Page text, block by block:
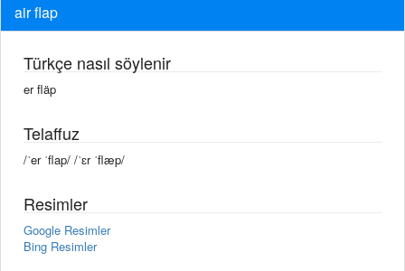
air flap
Türkçe nasıl söylenir
er fläp
Telaffuz
/ˈer ˈflap/ /ˈɛr ˈflæp/
Resimler
Google Resimler
Bing Resimler